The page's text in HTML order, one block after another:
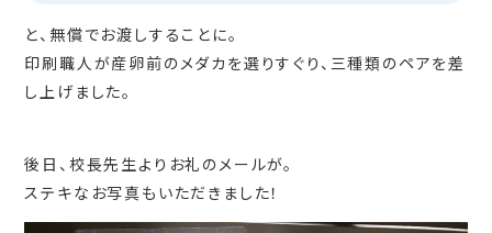
と、無償でお渡しすることに。
印刷職人が産卵前のメダカを選りすぐり、三種類のペアを差
し上げました。
後日、校長先生よりお礼のメールが。
ステキなお写真もいただきました！